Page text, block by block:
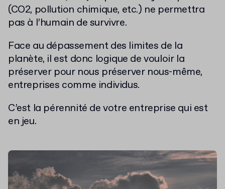
(CO2, pollution chimique, etc.) ne permettra
pas à l’humain de survivre.
Face au dépassement des limites de la
planète, il est donc logique de vouloir la
préserver pour nous préserver nous-même,
entreprises comme individus.
C’est la pérennité de votre entreprise qui est
en jeu.